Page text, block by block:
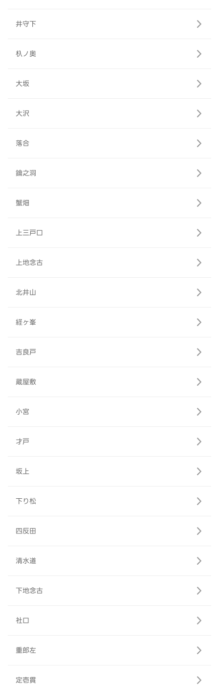
井守下
杁ノ奥
大坂
大沢
落合
鑰之洞
蟹畑
上三戸口
上地念古
北井山
経ヶ峯
吉良戸
蔵屋敷
小宮
才戸
坂上
下り松
四反田
清水道
下地念古
社口
重郎左
定壱貫